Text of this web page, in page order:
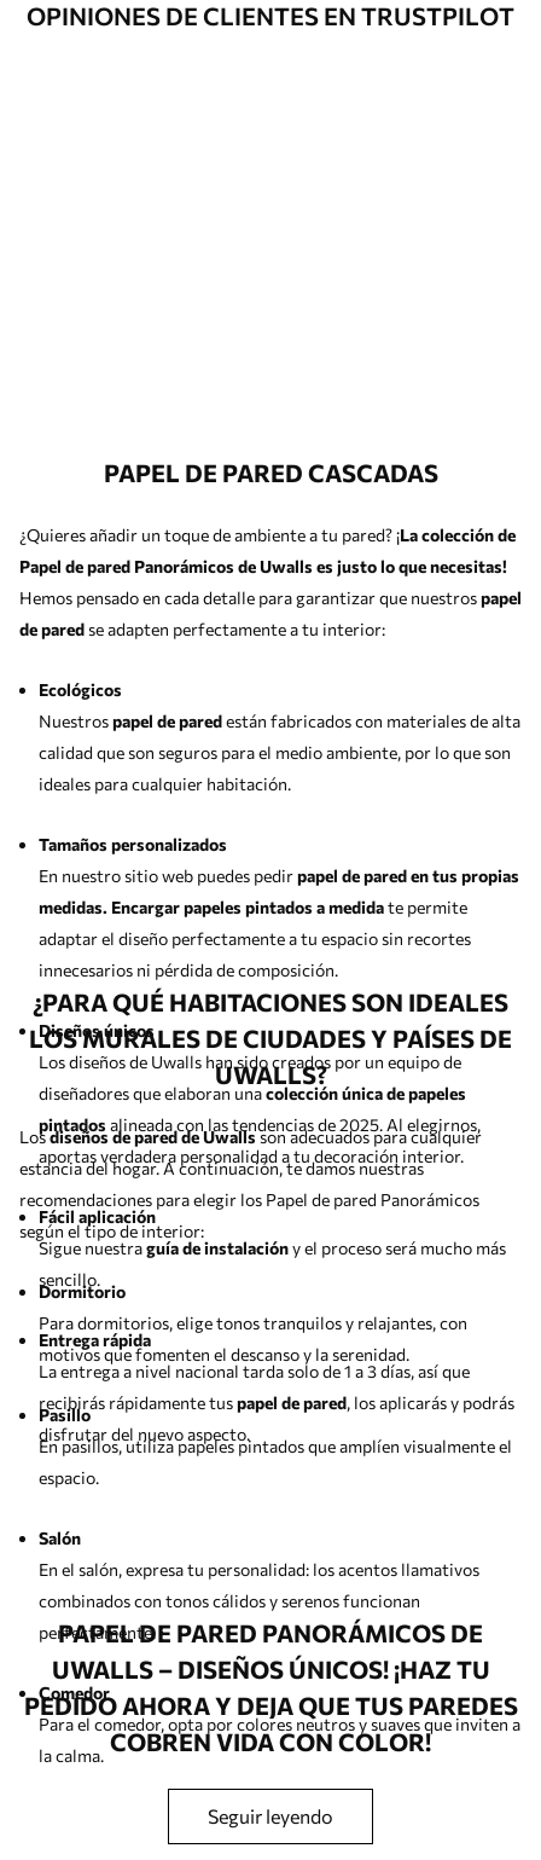
OPINIONES DE CLIENTES EN TRUSTPILOT
PAPEL DE PARED CASCADAS
¿Quieres añadir un toque de ambiente a tu pared? ¡La colección de
Papel de pared Panorámicos de Uwalls es justo lo que necesitas!
Hemos pensado en cada detalle para garantizar que nuestrospapel
de pared se adapten perfectamente a tu interior:
Ecológicos
Nuestrospapel de paredestán fabricados con materiales de alta
calidad que son seguros para el medio ambiente, por lo que son
ideales para cualquier habitación.
Tamaños personalizados
En nuestro sitio web puedes pedirpapel de pared en tus propias
medidas. Encargar papeles pintados a medidate permite
adaptar el diseño perfectamente a tu espacio sin recortes
innecesarios ni pérdida de composición.
Diseños únicos
Los diseños de Uwalls han sido creados por un equipo de
diseñadores que elaboran unacolección única de papeles
pintados alineada con las tendencias de 2025. Al elegirnos,
aportas verdadera personalidad a tu decoración interior.
Fácil aplicación
Sigue nuestraguía de instalacióny el proceso será mucho más
sencillo.
Entrega rápida
La entrega a nivel nacional tarda solo de 1 a 3 días, así que
recibirás rápidamente tuspapel de pared, los aplicarás y podrás
disfrutar del nuevo aspecto.
¿PARA QUÉ HABITACIONES SON IDEALES
LOS MURALES DE CIUDADES Y PAÍSES DE
UWALLS?
Losdiseños de pared de Uwallsson adecuados para cualquier
estancia del hogar. A continuación, te damos nuestras
recomendaciones para elegir los Papel de pared Panorámicos
según el tipo de interior:
Dormitorio
Para dormitorios, elige tonos tranquilos y relajantes, con
motivos que fomenten el descanso y la serenidad.
Pasillo
En pasillos, utiliza papeles pintados que amplíen visualmente el
espacio.
Salón
En el salón, expresa tu personalidad: los acentos llamativos
combinados con tonos cálidos y serenos funcionan
perfectamente.
Comedor
Para el comedor, opta por colores neutros y suaves que inviten a
la calma.
En la habitación de los niños, elige diseños alegres y tranquilos.
PAPEL DE PARED PANORÁMICOS DE
UWALLS – DISEÑOS ÚNICOS! ¡HAZ TU
PEDIDO AHORA Y DEJA QUE TUS PAREDES
COBREN VIDA CON COLOR!
seguir leyendo